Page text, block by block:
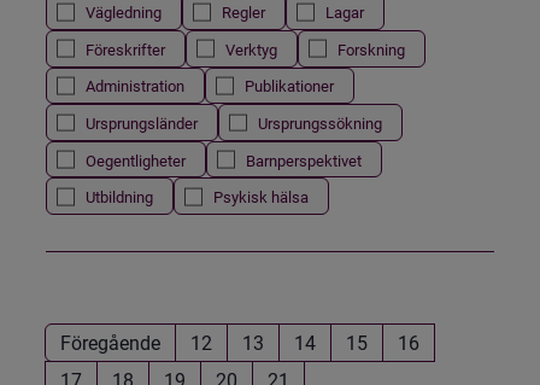
Vägledning
Regler
Lagar
Föreskrifter
Verktyg
Forskning
Administration
Publikationer
Ursprungsländer
Ursprungssökning
Oegentligheter
Barnperspektivet
Utbildning
Psykisk hälsa
Föregående 12 13 14 15
16
17
18 19 20 21